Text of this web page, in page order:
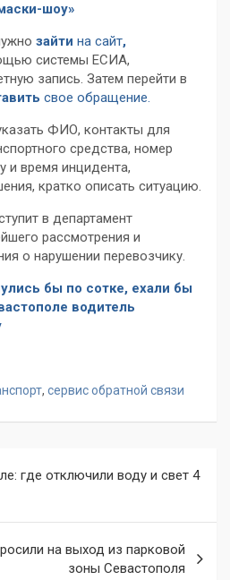
шоу»
зайти на сайт,
системы ЕСИА,
запись. Затем перейти в
свое обращение.
ФИО, контакты для
средства, номер
и время инцидента,
кратко описать ситуацию.
в департамент
рассмотрения и
о нарушении перевозчику.
бы по сотке, ехали бы
водитель
, сервис обратной связи
где отключили воду и свет 4
на выход из парковой
зоны Севастополя